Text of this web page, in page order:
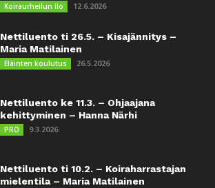
Koiraurheilun ilo 12.6.2026
Nettiluento ti 26.5. – Kisajännitys –
Maria Matilainen
Eläinten koulutus 26.5.2026
Nettiluento ke 11.3. – Ohjaajana
kehittyminen – Hanna Närhi
PRO 9.3.2026
Nettiluento ti 10.2. – Koiraharrastajan
mielentila – Maria Matilainen